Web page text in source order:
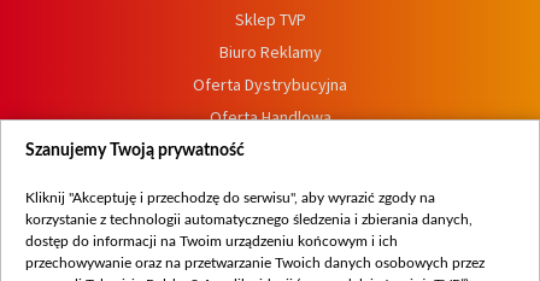
Sklep TVP
Biuro Reklamy
Oferta Dystrybucyjna
Oferta Handlowa
Dostępność
Procedura zgłoszeń wewnętrznych
Szanujemy Twoją prywatność
Kliknij "Akceptuję i przechodzę do serwisu", aby wyrazić zgody na
korzystanie z technologii automatycznego śledzenia i zbierania danych,
dostęp do informacji na Twoim urządzeniu końcowym i ich
przechowywanie oraz na przetwarzanie Twoich danych osobowych przez